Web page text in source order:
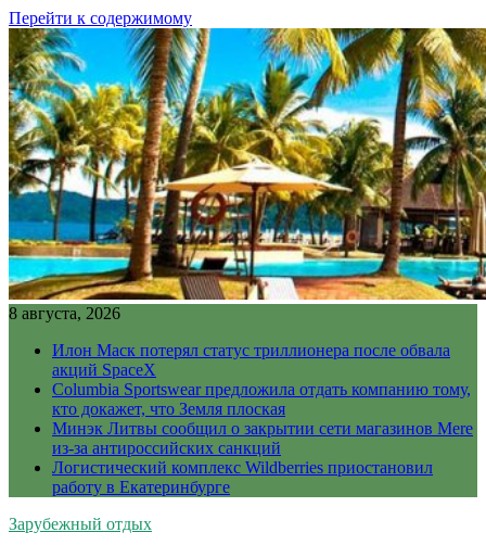
Перейти к содержимому
8 августа, 2026
Илон Маск потерял статус триллионера после обвала
акций SpaceX
Columbia Sportswear предложила отдать компанию тому,
кто докажет, что Земля плоская
Минэк Литвы сообщил о закрытии сети магазинов Mere
из-за антироссийских санкций
Логистический комплекс Wildberries приостановил
работу в Екатеринбурге
Зарубежный отдых